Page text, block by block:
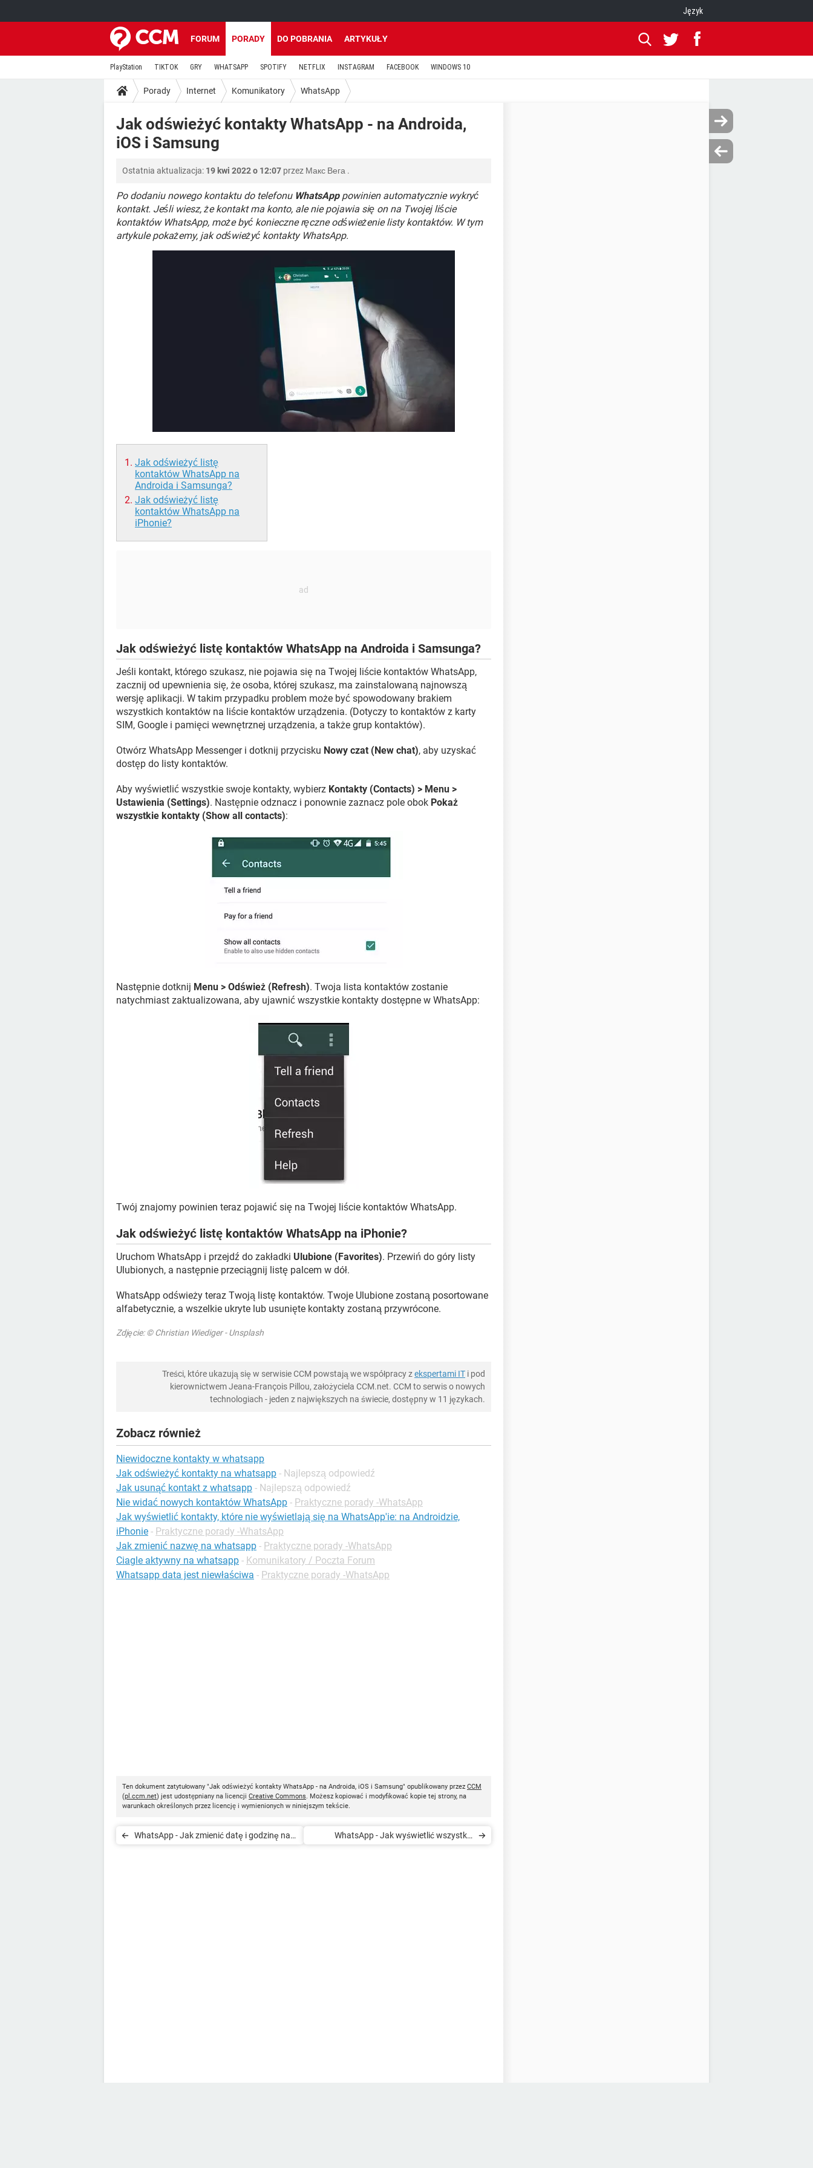
Język
FORUM PORADY DO POBRANIA ARTYKUŁY
PlayStation TIKTOK GRY WHATSAPP SPOTIFY NETFLIX INSTAGRAM FACEBOOK WINDOWS 10
Porady Internet Komunikatory WhatsApp
Jak odświeżyć kontakty WhatsApp - na Androida,
iOS i Samsung
Ostatnia aktualizacja: 19 kwi 2022 o 12:07 przez Макс Вега .
Po dodaniu nowego kontaktu do telefonu WhatsApppowinien automatycznie wykryć
kontakt. Jeśli wiesz, że kontakt ma konto, ale nie pojawia się on na Twojej liście
kontaktów WhatsApp, może być konieczne ręczne odświeżenie listy kontaktów. W tym
artykule pokażemy, jak odświeżyć kontakty WhatsApp.
Jak odświeżyć listę
kontaktów WhatsApp na
Androida i Samsunga?
Jak odświeżyć listę
kontaktów WhatsApp na
iPhonie?
Jak odświeżyć listę kontaktów WhatsApp na Androida i Samsunga?
Jeśli kontakt, którego szukasz, nie pojawia się na Twojej liście kontaktów WhatsApp,
zacznij od upewnienia się, że osoba, której szukasz, ma zainstalowaną najnowszą
wersję aplikacji. W takim przypadku problem może być spowodowany brakiem
wszystkich kontaktów na liście kontaktów urządzenia. (Dotyczy to kontaktów z karty
SIM, Google i pamięci wewnętrznej urządzenia, a także grup kontaktów).
Otwórz WhatsApp Messenger i dotknij przycisku Nowy czat (New chat), aby uzyskać
dostęp do listy kontaktów.
Aby wyświetlić wszystkie swoje kontakty, wybierz Kontakty (Contacts) > Menu >
Ustawienia (Settings). Następnie odznacz i ponownie zaznacz pole obok Pokaż
wszystkie kontakty (Show all contacts):
Następnie dotknij Menu > Odśwież (Refresh). Twoja lista kontaktów zostanie
natychmiast zaktualizowana, aby ujawnić wszystkie kontakty dostępne w WhatsApp:
Twój znajomy powinien teraz pojawić się na Twojej liście kontaktów WhatsApp.
Jak odświeżyć listę kontaktów WhatsApp na iPhonie?
Uruchom WhatsApp i przejdź do zakładki Ulubione (Favorites). Przewiń do góry listy
Ulubionych, a następnie przeciągnij listę palcem w dół.
WhatsApp odświeży teraz Twoją listę kontaktów. Twoje Ulubione zostaną posortowane
alfabetycznie, a wszelkie ukryte lub usunięte kontakty zostaną przywrócone.
Zdjęcie: © Christian Wiediger - Unsplash
Treści, które ukazują się w serwisie CCM powstają we współpracy zekspertami IT i pod
kierownictwem Jeana-François Pillou, założyciela CCM.net. CCM to serwis o nowych
technologiach - jeden z największych na świecie, dostępny w 11 językach.
Zobacz również
Niewidoczne kontakty w whatsapp
Jak odświeżyć kontakty na whatsapp - Najlepszą odpowiedź
Jak usunąć kontakt z whatsapp - Najlepszą odpowiedź
Nie widać nowych kontaktów WhatsApp - Praktyczne porady -WhatsApp
Jak wyświetlić kontakty, które nie wyświetlają się na WhatsApp'ie: na Androidzie,
iPhonie - Praktyczne porady -WhatsApp
Jak zmienić nazwę na whatsapp - Praktyczne porady -WhatsApp
Ciagle aktywny na whatsapp - Komunikatory / Poczta Forum
Whatsapp data jest niewłaściwa - Praktyczne porady -WhatsApp
Ten dokument zatytułowany "Jak odświeżyć kontakty WhatsApp - na Androida, iOS i Samsung" opublikowany przez CCM
(pl.ccm.net) jest udostępniany na licencji Creative Commons. Możesz kopiować i modyfikować kopie tej strony, na
warunkach określonych przez licencję i wymienionych w niniejszym tekście.
WhatsApp - Jak zmienić datę i godzinę na
WhatsApp - Jak wyświetlić wszystkie